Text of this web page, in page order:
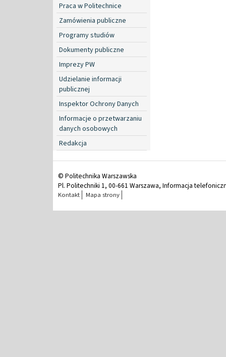
Praca w Politechnice
Zamówienia publiczne
Programy studiów
Dokumenty publiczne
Imprezy PW
Udzielanie informacji
publicznej
Inspektor Ochrony Danych
Informacje o przetwarzaniu
danych osobowych
Redakcja
© Politechnika Warszawska
Pl. Politechniki 1, 00-661 Warszawa, Informacja
Kontakt Mapa strony